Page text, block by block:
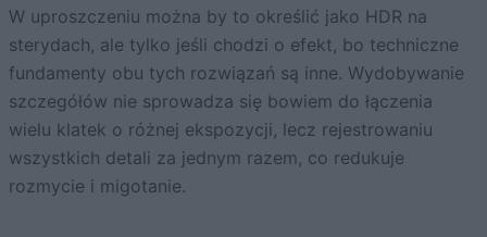
W uproszczeniu można by to określić jako HDR na
sterydach, ale tylko jeśli chodzi o efekt, bo techniczne
fundamenty obu tych rozwiązań są inne. Wydobywanie
szczegółów nie sprowadza się bowiem do łączenia
wielu klatek o różnej ekspozycji, lecz rejestrowaniu
wszystkich detali za jednym razem, co redukuje
rozmycie i migotanie.